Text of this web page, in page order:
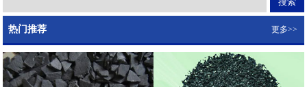
热门推荐 更多>>